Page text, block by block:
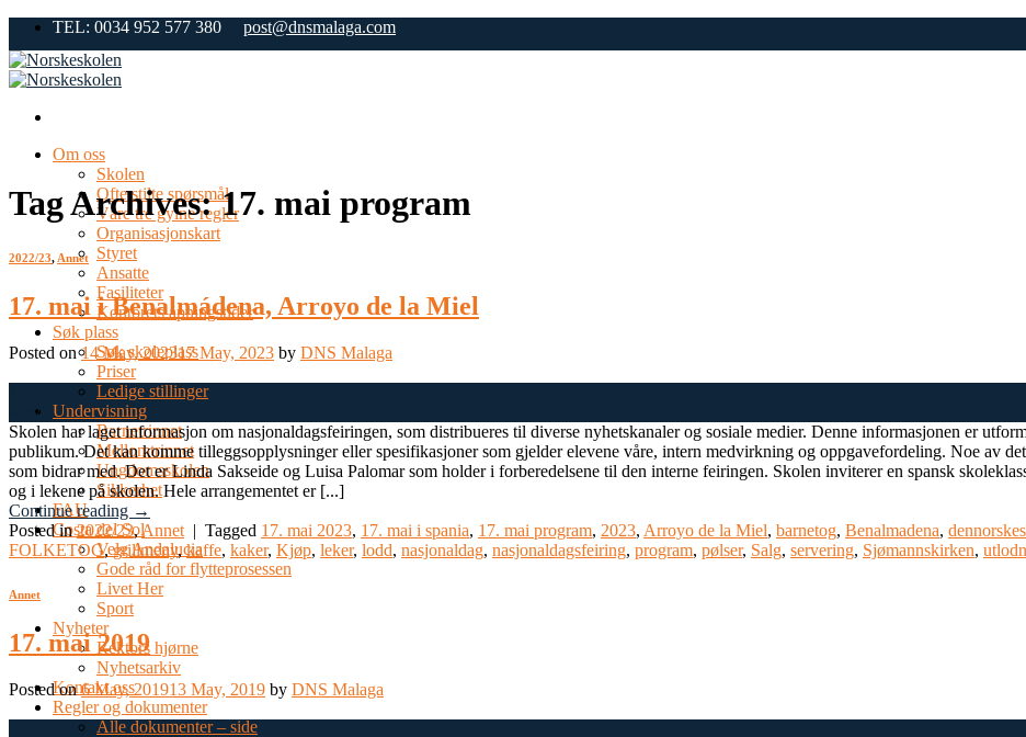
Skip
content
TEL: 0034 952 577 380 post@dnsmalaga.com
Om oss
Skolen
Ofte stilte spørsmål
Våre tre gylne regler
Organisasjonskart
Styret
Ansatte
Fasiliteter
Kontorets åpningstider
Søk plass
Søk skoleplass
Priser
Ledige stillinger
Undervisning
Barnetrinnet
Mellomtrinnet
Ungdomsskolen
Sikkerhet
FAU
Costa del Sol
Velg Andalucia
Gode råd for flytteprosessen
Livet Her
Sport
Nyheter
Rektors hjørne
Nyhetsarkiv
Kontakt oss
Regler og dokumenter
Alle dokumenter – side
Tag Archives:17. mai program
2022/23,Annet
17. mai i Benalmádena, Arroyo de la Miel
Posted on14 May, 202317 May, 2023 by DNS Malaga
May
Skolen har laget informasjon om nasjonaldagsfeiringen, som distribueres til diverse nyhetskanaler og sosiale medier. Denne informasjonen er
publikum. Det kan komme tilleggsopplysninger eller spesifikasjoner som gjelder elevene våre, intern medvirkning og oppgavefordeling. Noe av
som bidrar med. Det er Linda Sakseide og Luisa Palomar som holder i forberedelsene til den interne feiringen. Skolen inviterer en spansk
og i lekene på skolen. Hele arrangementet er [...]
Continue reading →
Posted in2022/23,Annet | Tagged 17. mai 2023, 17. mai i spania, 17. mai program, 2023, Arroyo de la Miel, barnetog, Benalmadena,
FOLKETOG,grillmeny,kaffe, kaker, Kjøp, leker, lodd, nasjonaldag, nasjonaldagsfeiring, program, pølser, Salg, servering, Sjømannskirken,
Annet
17. mai 2019
Posted on6 May, 201913 May, 2019 by DNS Malaga